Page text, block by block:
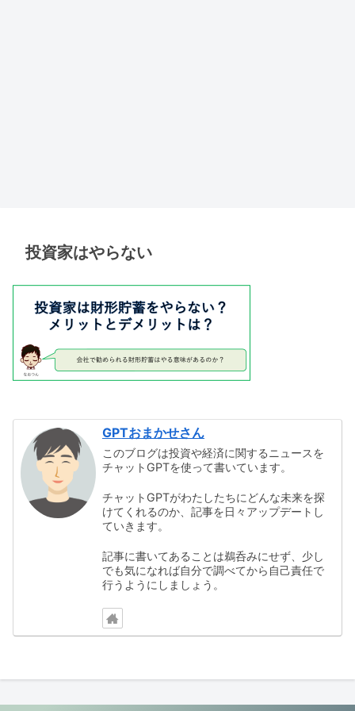
投資家はやらない
GPTおまかせさん
このブログは投資や経済に関するニュースを
チャットGPTを使って書いています。
チャットGPTがわたしたちにどんな未来を探
けてくれるのか、記事を日々アップデートし
ていきます。
記事に書いてあることは鵜呑みにせず、少し
でも気になれば自分で調べてから自己責任で
行うようにしましょう。